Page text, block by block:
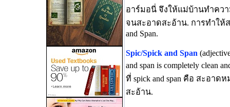
อาร์มอนี่ จึงให้แม่บ้านทำคว
จนสะอาดสะอ้าน. การทำให้
and Span.
Spic/Spick and Span
and span is completely clean
ที่ spick and span คือ สะอา
สะอ้าน.